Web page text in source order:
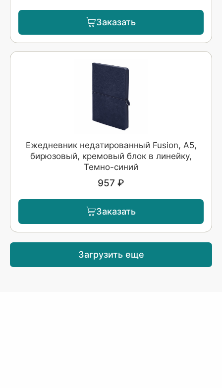
Заказать
Ежедневник недатированный Fusion, А5,
бирюзовый, кремовый блок в линейку,
Темно-синий
957 ₽
Заказать
Загрузить еще